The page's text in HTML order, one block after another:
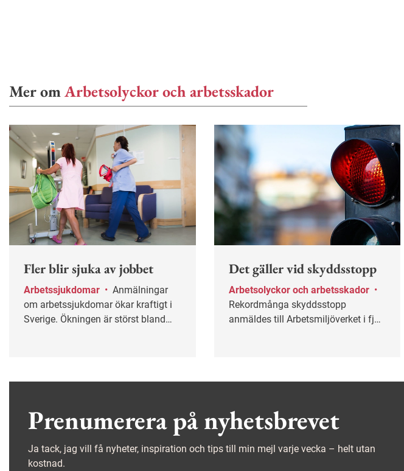
Mer omArbetsolyckor och arbetsskador
Fler blir sjuka av jobbet
Arbetssjukdomar •
om arbetssjukdomar ökar kraftigt i
Sverige. Ökningen är störst bland
Det gäller vid skyddsstopp
Arbetsolyckor och arbetsskador •
Rekordmånga skyddsstopp
anmäldes till Arbetsmiljöverket i fjol.
Prenumerera på nyhetsbrevet
Ja tack, jag vill få nyheter, inspiration och tips till min mejl varje vecka – helt utan
kostnad.